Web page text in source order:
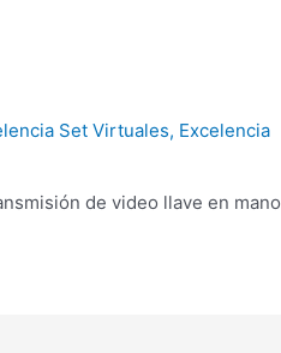
Set Virtuales, Excelencia
de video llave en mano